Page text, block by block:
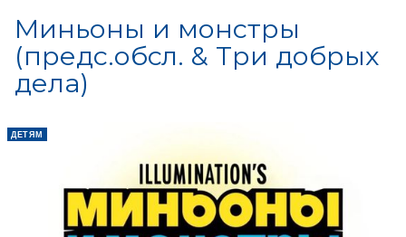
и великанов-людоедов.
Миньоны и монстры
(предс.обсл. & Три добрых
дела)
ДЕТЯМ